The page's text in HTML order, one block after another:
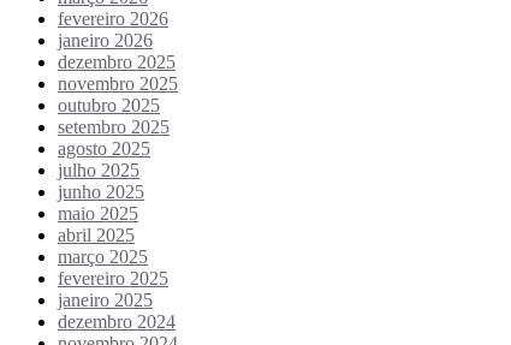
fevereiro 2026
janeiro 2026
dezembro 2025
novembro 2025
outubro 2025
setembro 2025
agosto 2025
julho 2025
junho 2025
maio 2025
abril 2025
março 2025
fevereiro 2025
janeiro 2025
dezembro 2024